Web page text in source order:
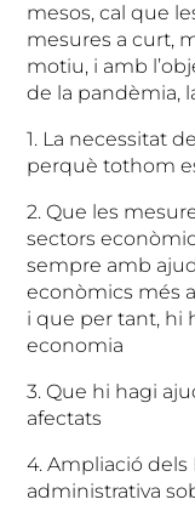
mesos, cal que
mesures a curt,
motiu, i amb
de la pandèmia,
1. La necessitat
perquè tothom
2. Que les
sectors
sempre amb
econòmics més
i que per tant, hi
economia
3. Que hi hagi
afectats
4. Ampliació dels
administrativa